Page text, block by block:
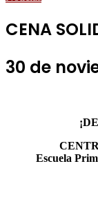
CENA
30 de
Escuela